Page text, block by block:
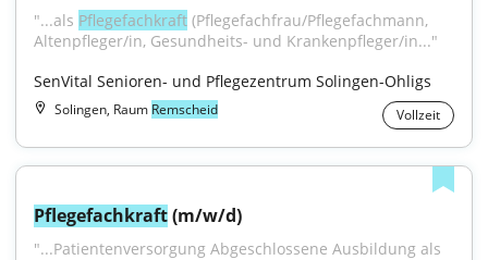
"...als Pflegefachkraft (Pflegefachfrau/Pflegefachmann,
Altenpfleger/in, Gesundheits- und Krankenpfleger/in..."
SenVital Senioren- und Pflegezentrum Solingen-Ohligs
Solingen, Raum Remscheid Vollzeit
Pflegefachkraft (m/w/d)
"...Patientenversorgung Abgeschlossene Ausbildung als